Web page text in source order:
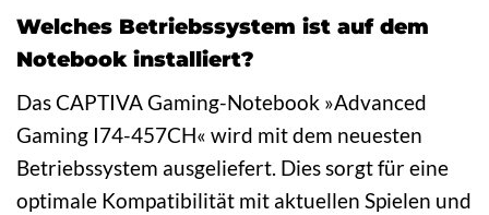
Welches Betriebssystem ist auf dem
Notebook installiert?
Das CAPTIVA Gaming-Notebook »Advanced
Gaming I74-457CH« wird mit dem neuesten
Betriebssystem ausgeliefert. Dies sorgt für eine
optimale Kompatibilität mit aktuellen Spielen und